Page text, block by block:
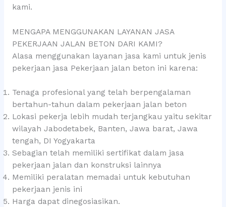
kami.
MENGAPA MENGGUNAKAN LAYANAN JASA
PEKERJAAN JALAN BETON DARI KAMI?
Alasa menggunakan layanan jasa kami untuk jenis
pekerjaan jasa Pekerjaan jalan beton ini karena:
Tenaga profesional yang telah berpengalaman
bertahun-tahun dalam pekerjaan jalan beton
Lokasi pekerja lebih mudah terjangkau yaitu sekitar
wilayah Jabodetabek, Banten, Jawa barat, Jawa
tengah, DI Yogyakarta
Sebagian telah memiliki sertifikat dalam jasa
pekerjaan jalan dan konstruksi lainnya
Memiliki peralatan memadai untuk kebutuhan
pekerjaan jenis ini
Harga dapat dinegosiasikan.